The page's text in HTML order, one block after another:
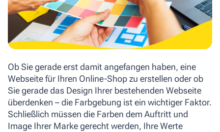
Ob Sie gerade erst damit angefangen haben, eine
Webseite für Ihren Online-Shop zu erstellen oder ob
Sie gerade das Design Ihrer bestehenden Webseite
überdenken – die Farbgebung ist ein wichtiger Faktor.
Schließlich müssen die Farben dem Auftritt und
Image Ihrer Marke gerecht werden, Ihre Werte